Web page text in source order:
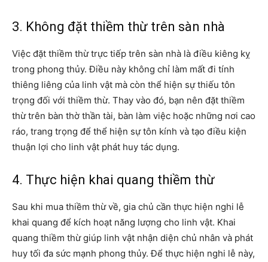
3. Không đặt thiềm thừ trên sàn nhà
Việc đặt thiềm thừ trực tiếp trên sàn nhà là điều kiêng kỵ
trong phong thủy. Điều này không chỉ làm mất đi tính
thiêng liêng của linh vật mà còn thể hiện sự thiếu tôn
trọng đối với thiềm thừ. Thay vào đó, bạn nên đặt thiềm
thừ trên bàn thờ thần tài, bàn làm việc hoặc những nơi cao
ráo, trang trọng để thể hiện sự tôn kính và tạo điều kiện
thuận lợi cho linh vật phát huy tác dụng.
4. Thực hiện khai quang thiềm thừ
Sau khi mua thiềm thừ về, gia chủ cần thực hiện nghi lễ
khai quang để kích hoạt năng lượng cho linh vật. Khai
quang thiềm thừ giúp linh vật nhận diện chủ nhân và phát
huy tối đa sức mạnh phong thủy. Để thực hiện nghi lễ này,